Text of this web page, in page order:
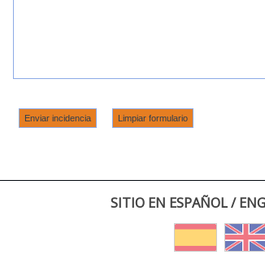
SITIO EN ESPAÑOL /